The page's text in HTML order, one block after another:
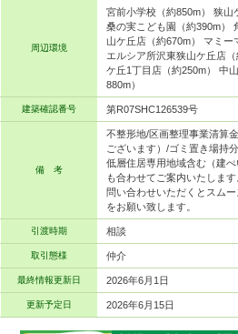
周辺環境
宮前小学校（約850m） 狭山
桑の実こども園（約390m）
山ケ丘店（約670m） マミー
エルシア所沢東狭山ケ丘店
ケ丘1丁目店（約250m） 中
880m）
建築確認番号 第R07SHC126539号
備 考
不整形地/区画整理事業清算
ございます）/ゴミ置き場持
低層住居専用地域含む（建
も合わせてご案内いたしま
問い合わせいただくとスム
をお願い致します。
引渡時期 相談
取引態様 仲介
最終情報更新日 2026年6月1日
更新予定日 2026年6月15日